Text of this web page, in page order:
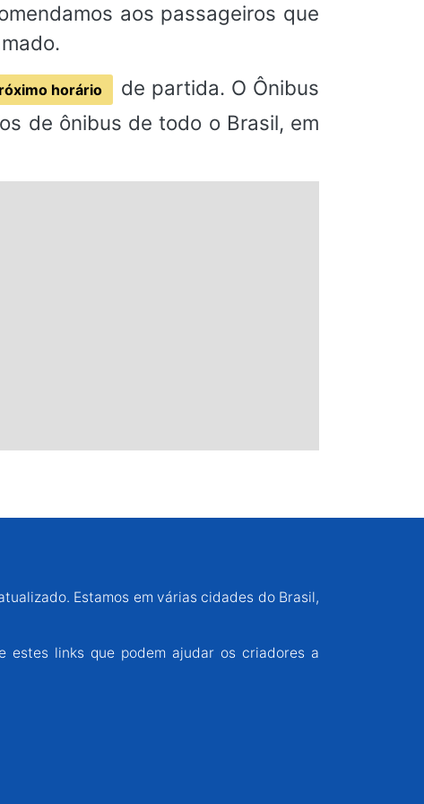
aos passageiros que
horário
de partida. O Ônibus
de ônibus de todo o Brasil, em
Estamos em várias cidades do Brasil,
estes links que podem ajudar os criadores a